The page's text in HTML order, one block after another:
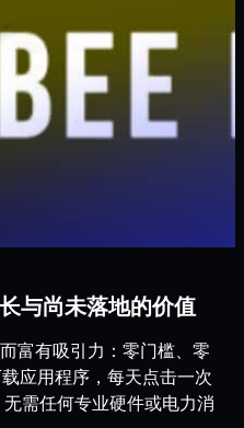
与尚未落地的价值
富有吸引力：零门槛、零
应用程序，每天点击一次
需任何专业硬件或电力消